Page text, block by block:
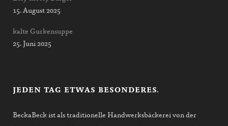
15. August 2025
kalte Gurkensuppe
25. Juni 2025
JEDEN TAG ETWAS BESONDERES.
BeckaBeck ist als traditionelle Handwerksbäckerei von der